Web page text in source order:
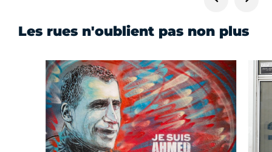
Les rues n'oublient pas non plus